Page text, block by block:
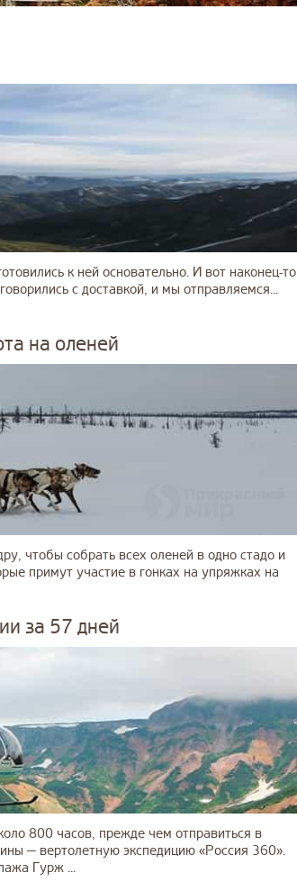
к ней основательно. И вот наконец-то
с доставкой, и мы отправляемся...
на оленей
чтобы собрать всех оленей в одно стадо и
примут участие в гонках на упряжках на
за 57 дней
800 часов, прежде чем отправиться в
— вертолетную экспедицию «Россия 360».
Гурж ...